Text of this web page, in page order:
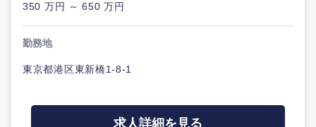
350 万円 ～ 650 万円
勤務地
東京都港区東新橋1-8-1
求人詳細を見る